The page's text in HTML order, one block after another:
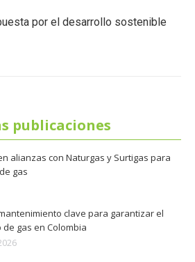
por el desarrollo sostenible
publicaciones
alianzas con Naturgas y Surtigas para
gas
clave para garantizar el
gas en Colombia